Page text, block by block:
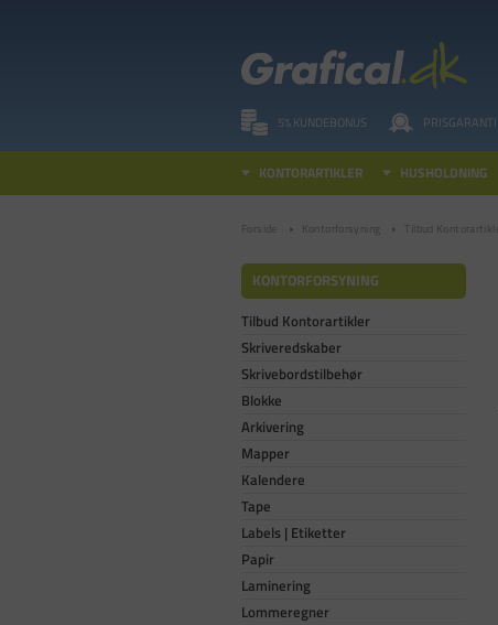
5% KUNDEBONUS PRISGARANTI
KONTORARTIKLER HUSHOLDNING
Forside Kontorforsyning Tilbud Kontorartikler
KONTORFORSYNING
Tilbud Kontorartikler
Skriveredskaber
Skrivebordstilbehør
Blokke
Arkivering
Mapper
Kalendere
Tape
Labels | Etiketter
Papir
Laminering
Lommeregner